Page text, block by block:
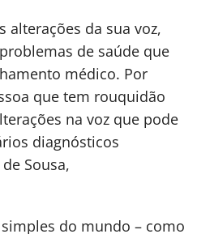
alterações da sua voz,
de saúde que
médico. Por
que tem rouquidão
na voz que pode
diagnósticos
Sousa,
do mundo – como